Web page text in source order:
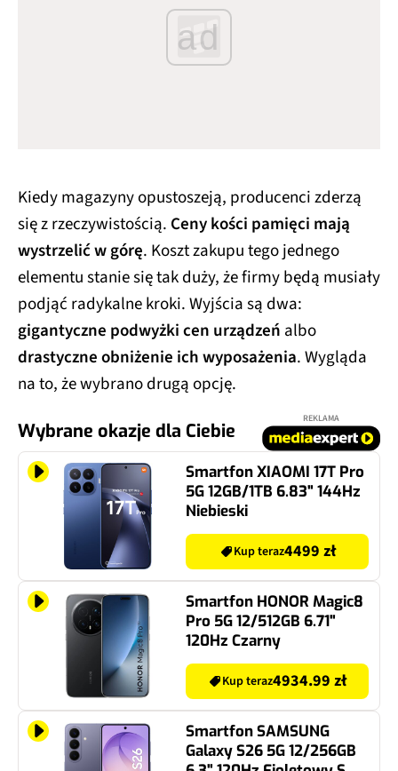
ad
Kiedy magazyny opustoszeją, producenci zderzą
się z rzeczywistością. Ceny kości pamięci mają
wystrzelić w górę. Koszt zakupu tego jednego
elementu stanie się tak duży, że firmy będą musiały
podjąć radykalne kroki. Wyjścia są dwa:
gigantyczne podwyżki cen urządzeń albo
drastyczne obniżenie ich wyposażenia. Wygląda
na to, że wybrano drugą opcję.
Wybrane okazje dla Ciebie
REKLAMA
Smartfon XIAOMI 17T Pro
5G 12GB/1TB 6.83" 144Hz
Niebieski
Kup teraz4499 zł
Smartfon HONOR Magic8
Pro 5G 12/512GB 6.71"
120Hz Czarny
Kup teraz4934.99 zł
Smartfon SAMSUNG
Galaxy S26 5G 12/256GB